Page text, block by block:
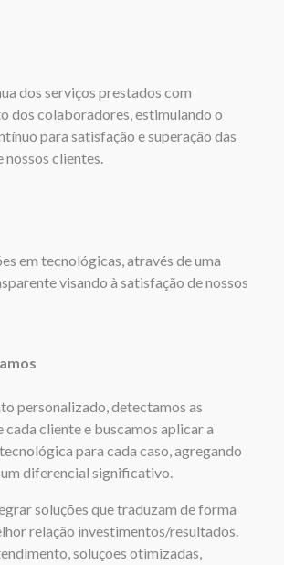
dos serviços prestados com
dos colaboradores, estimulando o
para satisfação e superação das
nossos clientes.
em tecnológicas, através de uma
visando à satisfação de nossos
personalizado, detectamos as
cada cliente e buscamos aplicar a
para cada caso, agregando
diferencial significativo.
soluções que traduzam de forma
relação investimentos/resultados.
soluções otimizadas,